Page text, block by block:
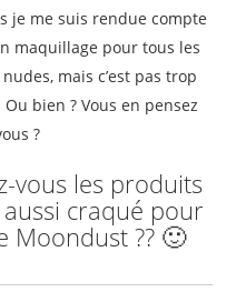
je me suis rendue compte
maquillage pour tous les
mais c’est pas trop
bien ? Vous en pensez
?
vous les produits
aussi craqué pour
Moondust ?? 🙂